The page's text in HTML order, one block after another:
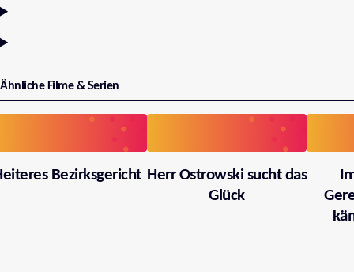
Ähnliche Filme & Serien
Bezirksgericht Herr Ostrowski sucht das
Glück